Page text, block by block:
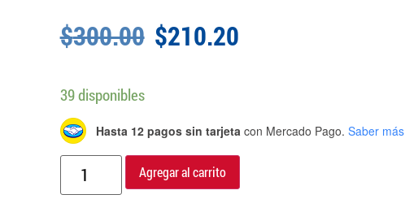
$300.00 $210.20
39 disponibles
Hasta 12 pagos sin tarjeta con Mercado Pago. Saber más
Agregar al carrito